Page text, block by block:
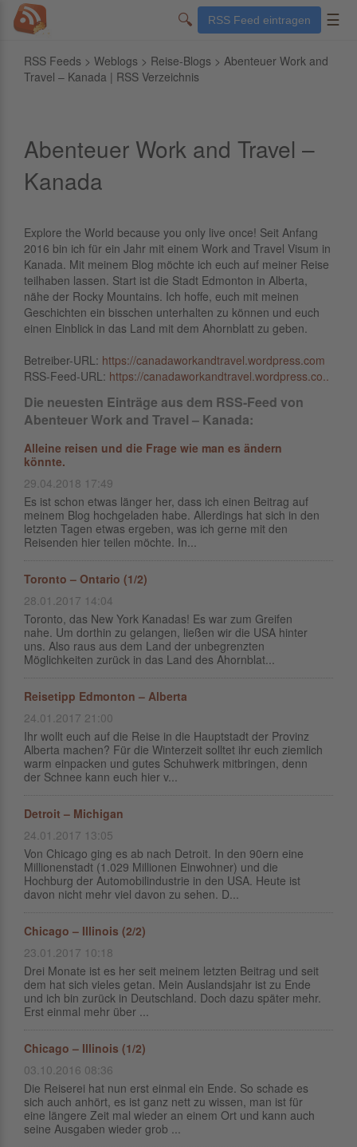
🔍 RSS Feed eintragen ☰
RSS Feeds > Weblogs > Reise-Blogs > Abenteuer Work and
Travel – Kanada | RSS Verzeichnis
Abenteuer Work and Travel –
Kanada
Explore the World because you only live once! Seit Anfang
2016 bin ich für ein Jahr mit einem Work and Travel Visum in
Kanada. Mit meinem Blog möchte ich euch auf meiner Reise
teilhaben lassen. Start ist die Stadt Edmonton in Alberta,
nähe der Rocky Mountains. Ich hoffe, euch mit meinen
Geschichten ein bisschen unterhalten zu können und euch
einen Einblick in das Land mit dem Ahornblatt zu geben.
Betreiber-URL: https://canadaworkandtravel.wordpress.com
RSS-Feed-URL: https://canadaworkandtravel.wordpress.co..
Die neuesten Einträge aus dem RSS-Feed von
Abenteuer Work and Travel – Kanada:
Alleine reisen und die Frage wie man es ändern
könnte.
29.04.2018 17:49
Es ist schon etwas länger her, dass ich einen Beitrag auf
meinem Blog hochgeladen habe. Allerdings hat sich in den
letzten Tagen etwas ergeben, was ich gerne mit den
Reisenden hier teilen möchte. In...
Toronto – Ontario (1/2)
28.01.2017 14:04
Toronto, das New York Kanadas! Es war zum Greifen
nahe. Um dorthin zu gelangen, ließen wir die USA hinter
uns. Also raus aus dem Land der unbegrenzten
Möglichkeiten zurück in das Land des Ahornblat...
Reisetipp Edmonton – Alberta
24.01.2017 21:00
Ihr wollt euch auf die Reise in die Hauptstadt der Provinz
Alberta machen? Für die Winterzeit solltet ihr euch ziemlich
warm einpacken und gutes Schuhwerk mitbringen, denn
der Schnee kann euch hier v...
Detroit – Michigan
24.01.2017 13:05
Von Chicago ging es ab nach Detroit. In den 90ern eine
Millionenstadt (1.029 Millionen Einwohner) und die
Hochburg der Automobilindustrie in den USA. Heute ist
davon nicht mehr viel davon zu sehen. D...
Chicago – Illinois (2/2)
23.01.2017 10:18
Drei Monate ist es her seit meinem letzten Beitrag und seit
dem hat sich vieles getan. Mein Auslandsjahr ist zu Ende
und ich bin zurück in Deutschland. Doch dazu später mehr.
Erst einmal mehr über ...
Chicago – Illinois (1/2)
03.10.2016 08:36
Die Reiserei hat nun erst einmal ein Ende. So schade es
sich auch anhört, es ist ganz nett zu wissen, man ist für
eine längere Zeit mal wieder an einem Ort und kann auch
seine Ausgaben wieder grob ...